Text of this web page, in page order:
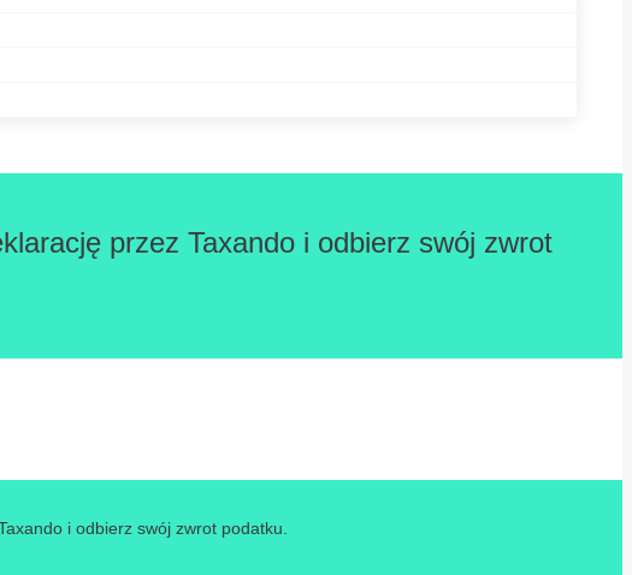
przez Taxando i odbierz swój zwrot
i odbierz swój zwrot podatku.